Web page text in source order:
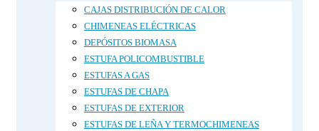
CAJAS DISTRIBUCIÓN DE CALOR
CHIMENEAS ELÉCTRICAS
DEPÓSITOS BIOMASA
ESTUFA POLICOMBUSTIBLE
ESTUFAS A GAS
ESTUFAS DE CHAPA
ESTUFAS DE EXTERIOR
ESTUFAS DE LEÑA Y TERMOCHIMENEAS